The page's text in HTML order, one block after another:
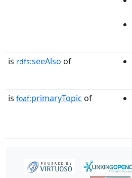
is rdfs:seeAlso of
is foaf:primaryTopic of